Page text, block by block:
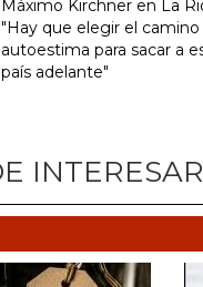
Máximo Kirchner en La
"Hay que elegir el camino
autoestima para sacar a
país adelante"
INTERESAR